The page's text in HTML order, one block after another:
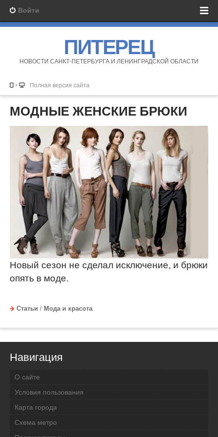
Войти
ПИТЕРЕЦ
НОВОСТИ САНКТ-ПЕТЕРБУРГА И ЛЕНИНГРАДСКОЙ ОБЛАСТИ
Полная версия сайта
МОДНЫЕ ЖЕНСКИЕ БРЮКИ
Новый сезон не сделал исключение, и брюки
опять в моде.
Статьи / Мода и красота
Навигация
О сайте
Условия пользования
Карта города
Схема метро